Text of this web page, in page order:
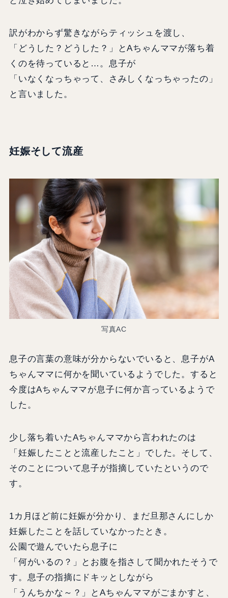
訳がわからず驚きながらティッシュを渡し、
「どうした？どうした？」とAちゃんママが落ち着
くのを待っていると…。息子が
「いなくなっちゃって、さみしくなっちゃったの」
と言いました。
妊娠そして流産
写真AC
息子の言葉の意味が分からないでいると、息子がA
ちゃんママに何かを聞いているようでした。すると
今度はAちゃんママが息子に何か言っているようで
した。
少し落ち着いたAちゃんママから言われたのは
「妊娠したことと流産したこと」でした。そして、
そのことについて息子が指摘していたというので
す。
1カ月ほど前に妊娠が分かり、まだ旦那さんにしか
妊娠したことを話していなかったとき。
公園で遊んでいたら息子に
「何がいるの？」とお腹を指さして聞かれたそうで
す。息子の指摘にドキッとしながら
「うんちかな～？」とAちゃんママがごまかすと、